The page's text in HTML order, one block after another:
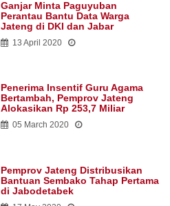
Ganjar Minta Paguyuban
Perantau Bantu Data Warga
Jateng di DKI dan Jabar
13 April 2020
Penerima Insentif Guru Agama
Bertambah, Pemprov Jateng
Alokasikan Rp 253,7 Miliar
05 March 2020
Pemprov Jateng Distribusikan
Bantuan Sembako Tahap Pertama
di Jabodetabek